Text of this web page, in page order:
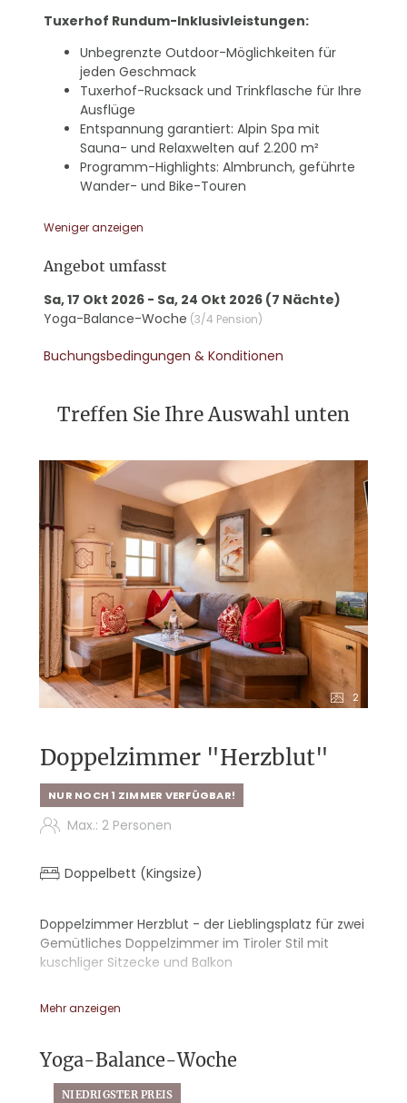
Tuxerhof Rundum-Inklusivleistungen:
Unbegrenzte Outdoor-Möglichkeiten für
jeden Geschmack
Tuxerhof-Rucksack und Trinkflasche für Ihre
Ausflüge
Entspannung garantiert: Alpin Spa mit
Sauna- und Relaxwelten auf 2.200 m²
Programm-Highlights: Almbrunch, geführte
Wander- und Bike-Touren
Weniger anzeigen
Angebot umfasst
Sa, 17 Okt 2026 - Sa, 24 Okt 2026 (7 Nächte)
Yoga-Balance-Woche (3/4 Pension)
Buchungsbedingungen & Konditionen
Treffen Sie Ihre Auswahl unten
2
Doppelzimmer "Herzblut"
NUR NOCH 1 ZIMMER VERFÜGBAR!
Max.: 2 Personen
Doppelbett (Kingsize)
Doppelzimmer Herzblut - der Lieblingsplatz für zwei
Gemütliches Doppelzimmer im Tiroler Stil mit
kuschliger Sitzecke und Balkon
- Holzboden
- Walk-in Dusche
- Sekretär
Mehr anzeigen
Yoga-Balance-Woche
NIEDRIGSTER PREIS